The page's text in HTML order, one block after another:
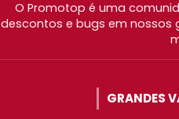
O Promotop é uma
descontos e bugs em
GRANDES